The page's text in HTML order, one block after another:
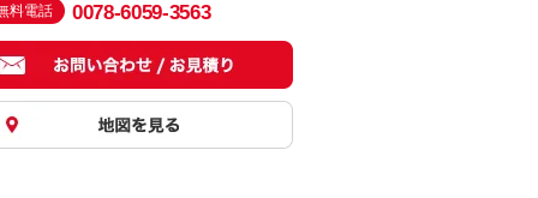
料電話 0078-6059-3563